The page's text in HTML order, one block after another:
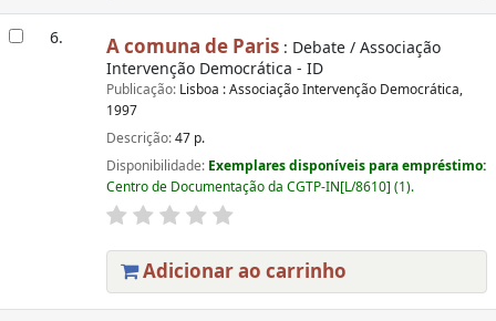
6. A comuna de Paris: Debate / Associação
Intervenção Democrática - ID
Publicação: Lisboa : Associação Intervenção Democrática,
1997
Descrição:47 p.
Disponibilidade: Exemplares disponíveis para empréstimo:
Centro de Documentação da CGTP-IN[L/8610] (1).
Adicionar ao carrinho